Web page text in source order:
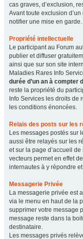
cas graves, d’exclusion,
Avant toute exclusion
notifier une mise en garde.
Propriété intellectuelle
Le participant au Forum
publier et diffuser
ainsi que sur son site
Maladies Rares Info
durée d’un an à compter
reste la propriété du
Info Services les droits
les conditions énoncées.
Relais des posts sur les
Les messages postés sur
aussi être relayés sur les
et sur la page d’accueil
vecteurs permet en effet
internautes à y répondre
Messagerie Privée
La messagerie privée est
via le menu en haut de la
supprimer votre message
message reste dans la
destinataire.
Les messages privés